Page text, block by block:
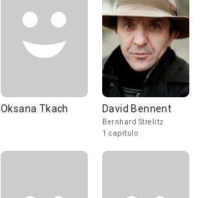
Oksana Tkach David Bennent
Bernhard Strelitz
1 capítulo